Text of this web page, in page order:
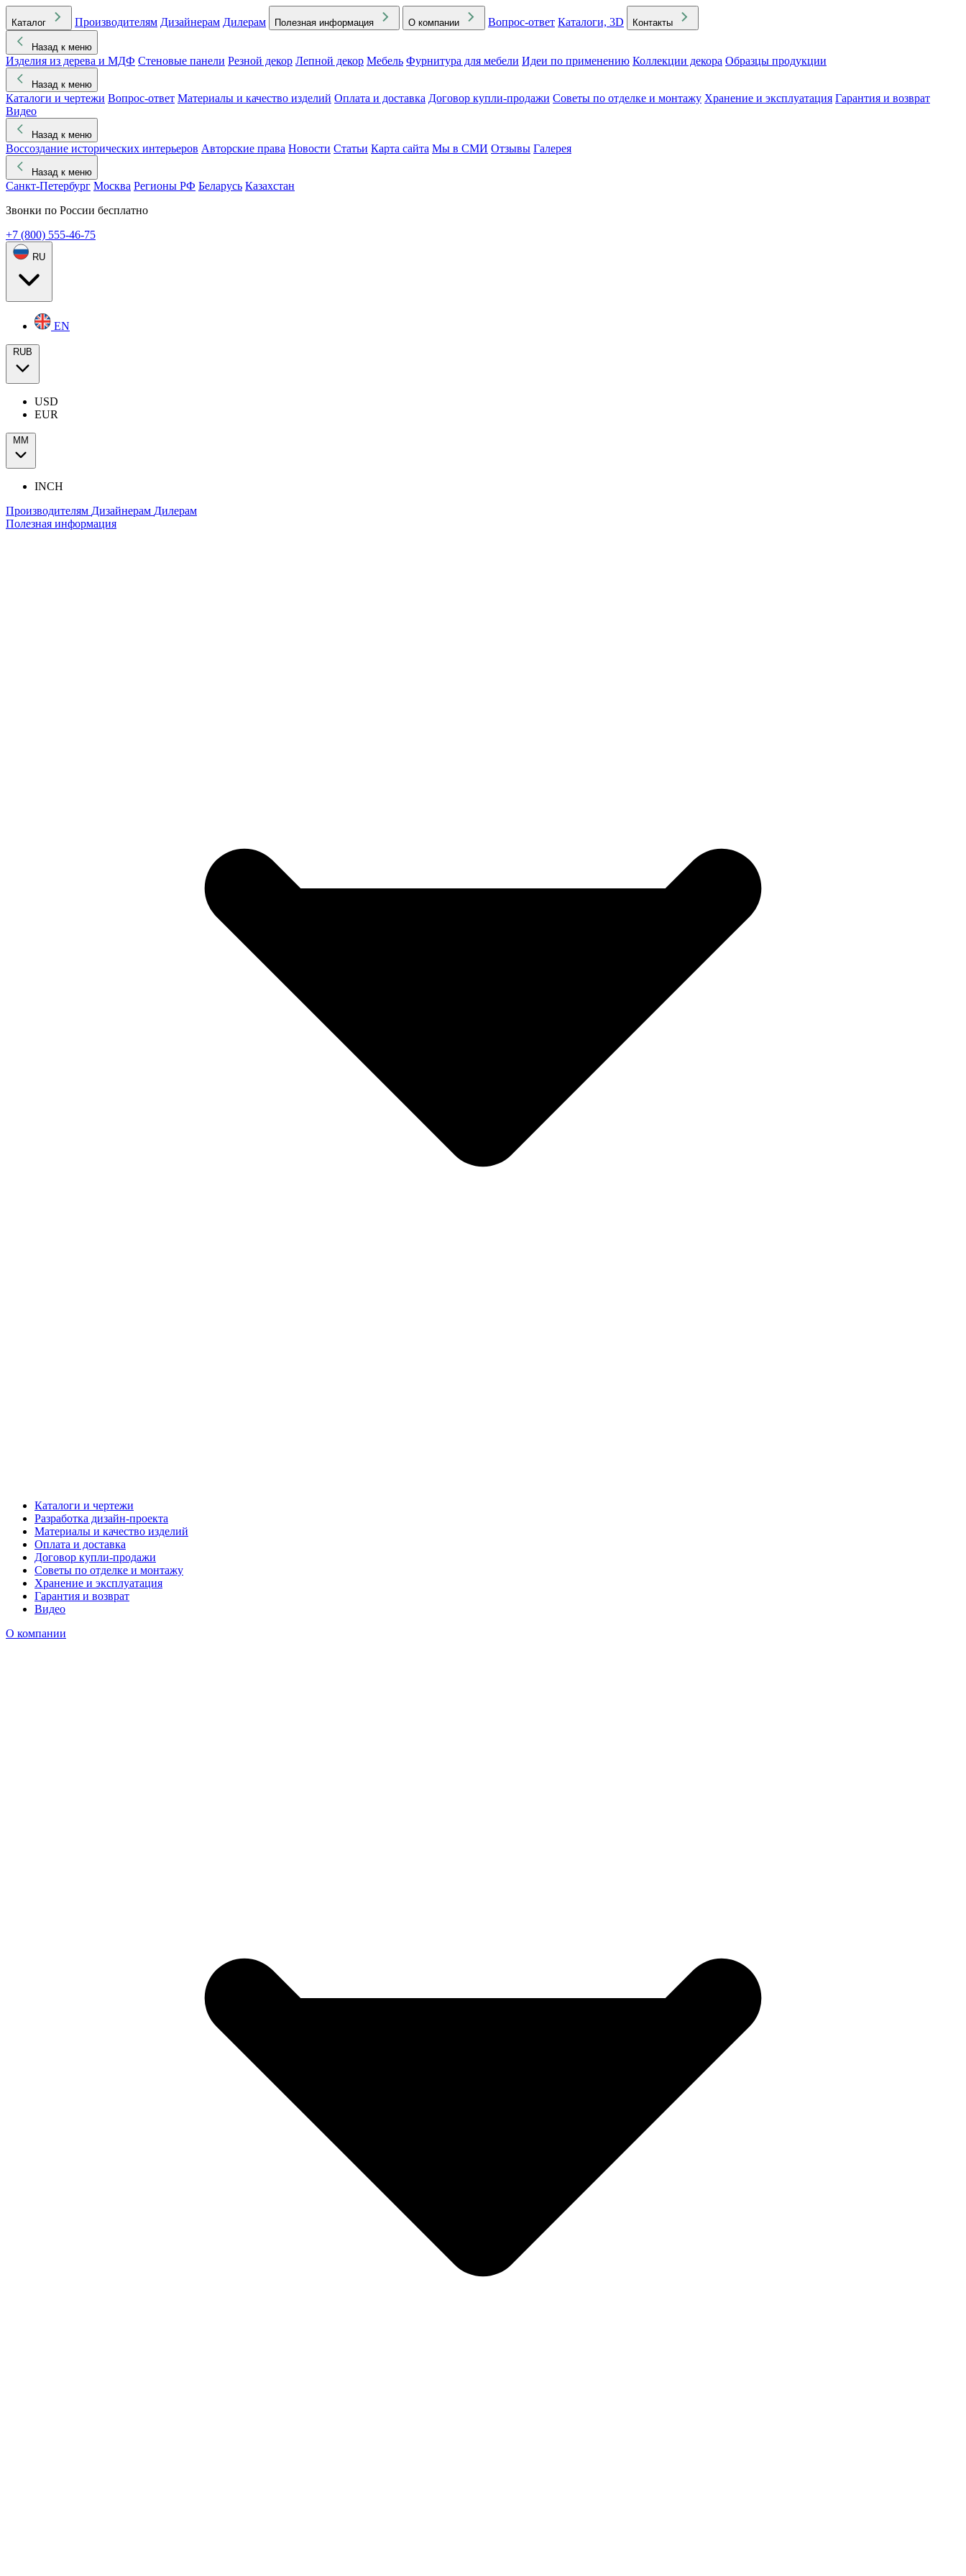
Каталог Производителям Дизайнерам Дилерам Полезная информация О компании Вопрос-ответ Каталоги, 3D Контакты
Назад к меню
Изделия из дерева и МДФ Стеновые панели Резной декор Лепной декор Мебель Фурнитура для мебели Идеи по применению Коллекции декора Образцы продукции
Назад к меню
Каталоги и чертежи Вопрос-ответ Материалы и качество изделий Оплата и доставка Договор купли-продажи Советы по отделке и монтажу Хранение и эксплуатация Гарантия и возврат
Видео
Назад к меню
Воссоздание исторических интерьеров Авторские права Новости Статьи Карта сайта Мы в СМИ Отзывы Галерея
Назад к меню
Санкт-Петербург Москва Регионы РФ Беларусь Казахстан
Звонки по России бесплатно
+7 (800) 555-46-75
RU
EN
RUB
USD
EUR
ММ
INCH
Производителям Дизайнерам Дилерам
Полезная информация
Каталоги и чертежи
Разработка дизайн-проекта
Материалы и качество изделий
Оплата и доставка
Договор купли-продажи
Советы по отделке и монтажу
Хранение и эксплуатация
Гарантия и возврат
Видео
О компании